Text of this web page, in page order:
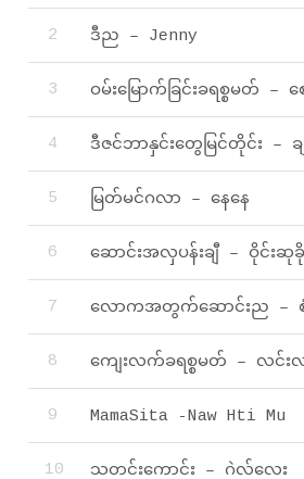
ဒီည – Jenny
ဝမ်းမြောက်ခြင်းခရစ္စမတ် –
ဒီဇင်ဘာနှင်းတွေမြင်တိုင်း –
မြတ်မင်ဂလာ – နေနေ
ဆောင်းအလှပန်းချီ – ဝိုင်းဆု
လောကအတွက်ဆောင်းည – စံ
ကျေးလက်ခရစ္စမတ် – လင်း
MamaSita -Naw Hti Mu
သတင်းကောင်း – ဂဲလ်လေး